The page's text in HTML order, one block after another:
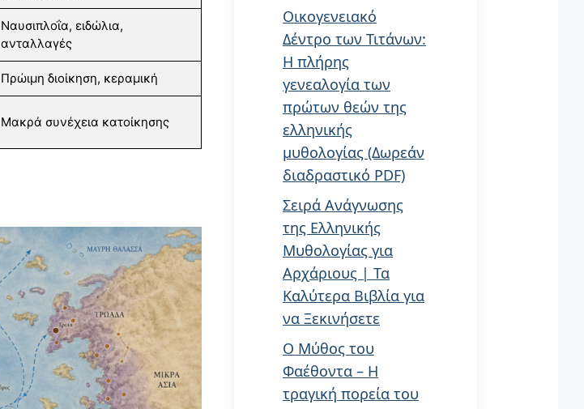
Ναυσιπλοΐα, ειδώλια,
ανταλλαγές
Πρώιμη διοίκηση, κεραμική
Μακρά συνέχεια κατοίκησης
Οικογενειακό
Δέντρο των Τιτάνων:
Η πλήρης
γενεαλογία των
πρώτων θεών της
ελληνικής
μυθολογίας (Δωρεάν
διαδραστικό PDF)
Σειρά Ανάγνωσης
της Ελληνικής
Μυθολογίας για
Αρχάριους | Τα
Καλύτερα Βιβλία για
να Ξεκινήσετε
Ο Μύθος του
Φαέθοντα – Η
τραγική πορεία του